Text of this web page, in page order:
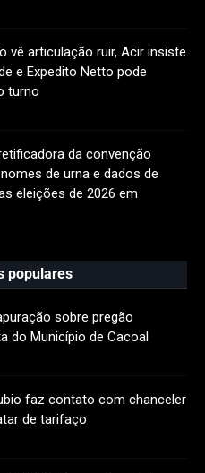
vê articulação ruir, Acir insiste
e Expedito Netto pode
turno
da convenção
de urna e dados de
eleições de 2026 em
populares
sobre pregão
do Município de Cacoal
faz contato com chanceler
de tarifaço